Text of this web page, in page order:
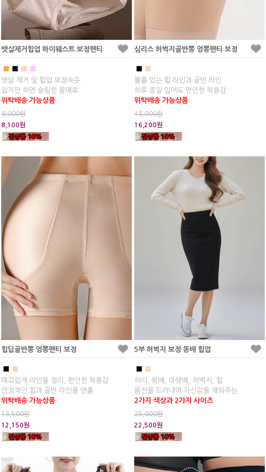
뱃살제거힙업 하이웨스트 보정팬티
■ ■ ■ ■
뱃살 제거 및 힙업 보정속옷
입기만 하면 슬림한 몸매로
위탁배송 가능상품
9,000원
8,100원
심리스 허벅지골반뽕 엉뽕팬티 보정
■ ■
볼륨 있는 힙 라인과 골반 라인
하루 종일 입어도 편안한 착용감
위탁배송 가능상품
18,000원
16,200원
힙딥골반뽕 엉뽕팬티 보정
■
매끄럽게 라인을 정리, 편안한 착용감
안정적인 힙과 골반 라인을 연출
위탁배송 가능상품
13,500원
12,150원
5부 허벅지 보정 똥배 힙업
■
허리, 윗배, 아랫배, 허벅지, 힙
몸선을 드러내며 자신감을 채워주는
2가지 색상과 2가지 사이즈
25,000원
22,500원